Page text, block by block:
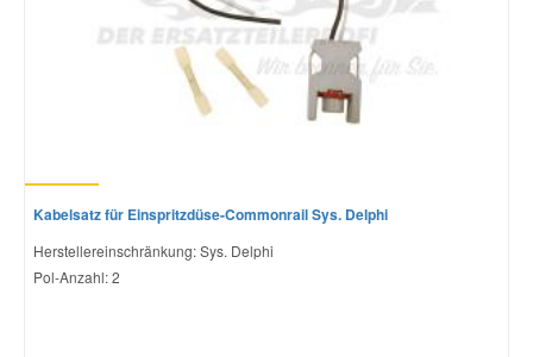
Kabelsatz für Einspritzdüse-Commonrail Sys. Delphi
Herstellereinschränkung: Sys. Delphi
Pol-Anzahl: 2